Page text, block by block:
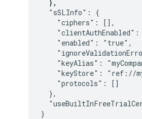
  },
  "sSLInfo": {
    "ciphers": [],
"clientAuthEnabled":
    "enabled": "true",
"keyAlias":
"keyStore": "ref://
    "protocols": []
  },
}